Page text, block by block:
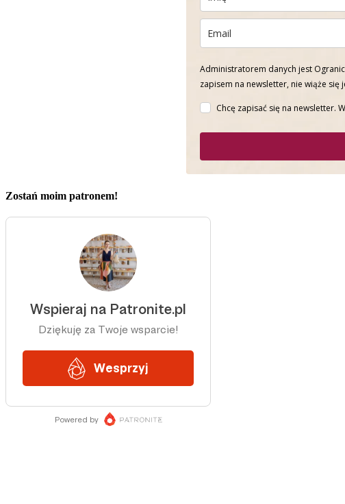
Administratorem danych jest
zapisem na newsletter, nie wiąże
Chcę zapisać się na newsletter.
Zostań moim patronem!